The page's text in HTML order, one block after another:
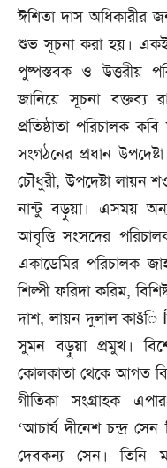
ঈশিতা দাস অধিকারীর
শুভ সূচনা করা হয়।
পুষ্পস্তবক ও উত্তরীয়
জানিয়ে সূচনা বক্তব্য
প্রতিষ্ঠাতা পরিচালক
সংগঠনের প্রধান
চৌধুরী, উপদেষ্টা লায়ন
নান্টু বড়ুয়া। এসময়
আবৃত্তি সংসদের
একাডেমির পরিচালক
শিল্পী ফরিদা করিম,
দাশ, লায়ন দুলাল কাšি
সুমন বড়ুয়া প্রমুখ।
কোলকাতা থেকে আগত
গীতিকা সংগ্রাহক
‘আচার্য দীনেশ চন্দ্র সেন
দেবকন্য সেন। তিনি